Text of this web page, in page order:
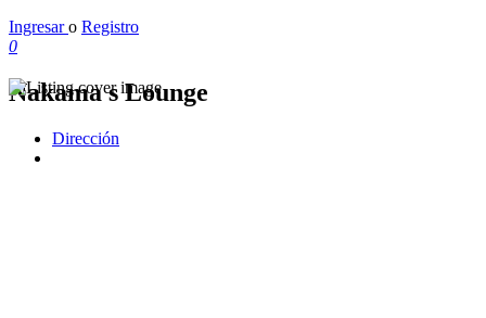
Ingresaro Registro
0
Nakama s Lounge
Dirección